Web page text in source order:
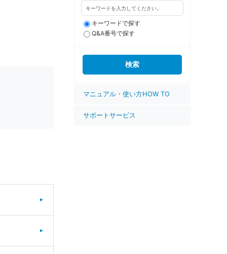
キーワードで探す
Q&A番号で探す
マニュアル・使い方HOW TO
サポートサービス